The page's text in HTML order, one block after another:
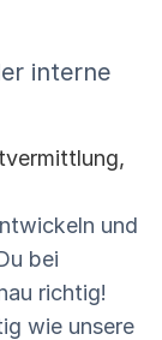
interne
und
bei
richtig!
wie unsere